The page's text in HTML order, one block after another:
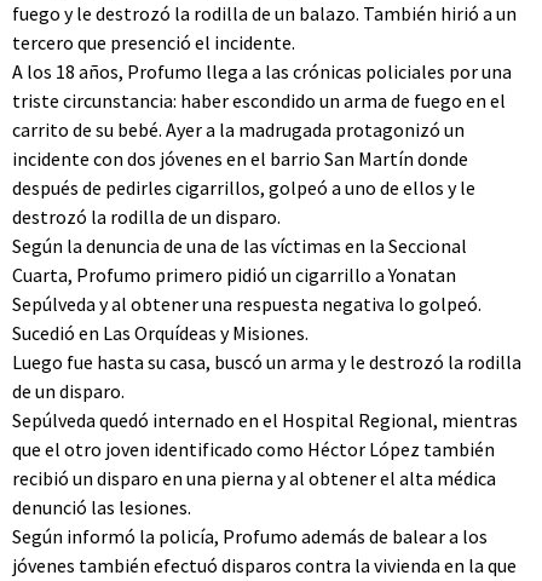
fuego y le destrozó la rodilla de un balazo. También hirió a un
tercero que presenció el incidente.
A los 18 años, Profumo llega a las crónicas policiales por una
triste circunstancia: haber escondido un arma de fuego en el
carrito de su bebé. Ayer a la madrugada protagonizó un
incidente con dos jóvenes en el barrio San Martín donde
después de pedirles cigarrillos, golpeó a uno de ellos y le
destrozó la rodilla de un disparo.
Según la denuncia de una de las víctimas en la Seccional
Cuarta, Profumo primero pidió un cigarrillo a Yonatan
Sepúlveda y al obtener una respuesta negativa lo golpeó.
Sucedió en Las Orquídeas y Misiones.
Luego fue hasta su casa, buscó un arma y le destrozó la rodilla
de un disparo.
Sepúlveda quedó internado en el Hospital Regional, mientras
que el otro joven identificado como Héctor López también
recibió un disparo en una pierna y al obtener el alta médica
denunció las lesiones.
Según informó la policía, Profumo además de balear a los
jóvenes también efectuó disparos contra la vivienda en la que